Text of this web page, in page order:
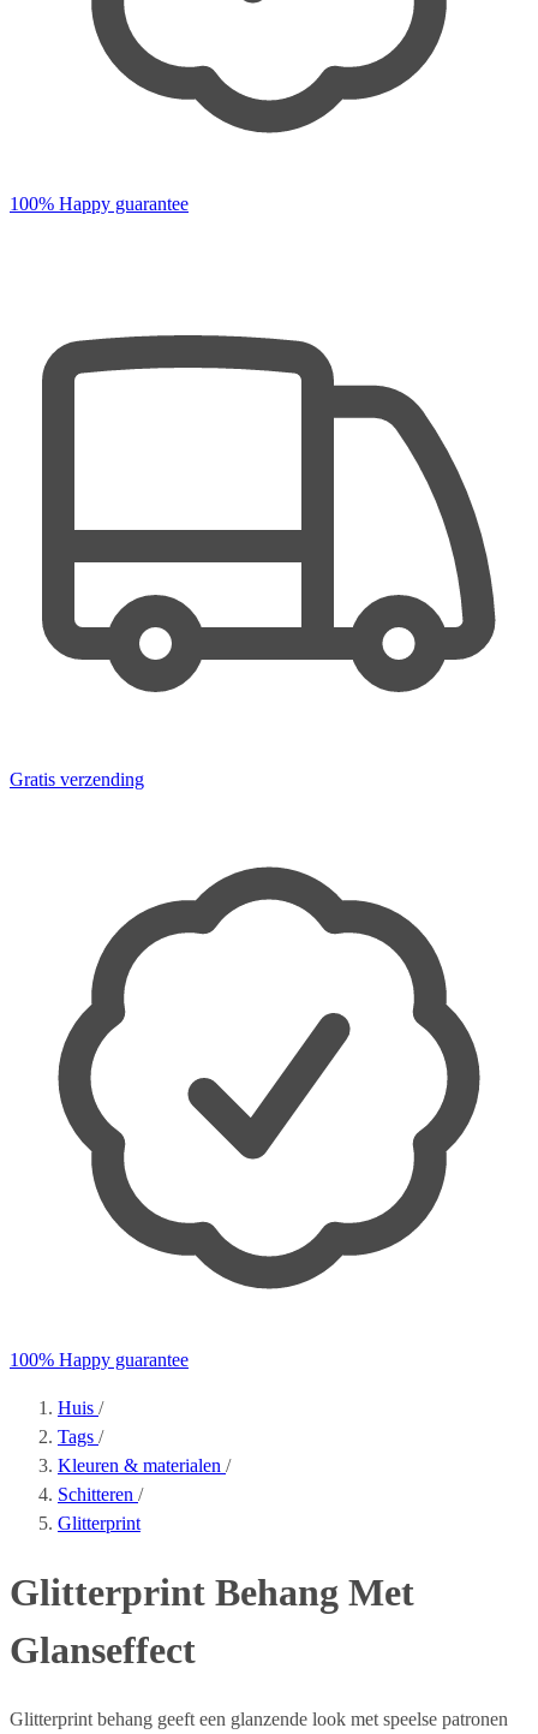
100% Happy guarantee
Gratis verzending
100% Happy guarantee
Huis /
Tags /
Kleuren & materialen /
Schitteren /
Glitterprint
Glitterprint Behang Met
Glanseffect
Glitterprint behang geeft een glanzende look met speelse patronen